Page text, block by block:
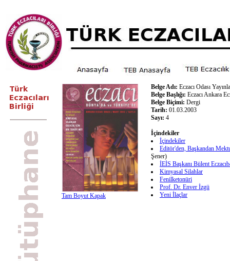
Tam Boyut Kapak
Belge Adı: Eczacı Odası
Belge Başlığı: Eczacı Ankara
Belge Biçimi: Dergi
Tarih: 01.03.2003
Sayı: 4
İçindekiler
İçindekiler
Editör'den, Başkandan
Şener)
İEİS Başkanı Bülent
Kimyasal Silahlar
Fenilketonüri
Prof. Dr. Enver İzgü
Yeni İlaçlar